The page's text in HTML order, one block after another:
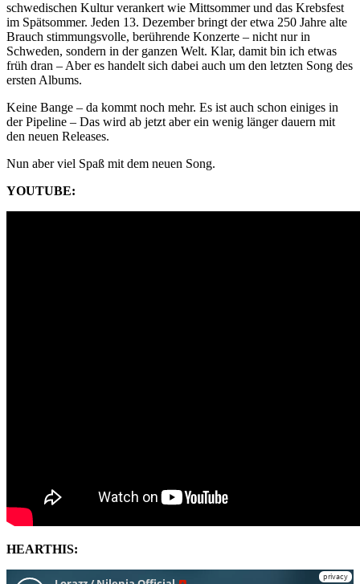
schwedischen Kultur verankert wie Mittsommer und das Krebsfest
im Spätsommer. Jeden 13. Dezember bringt der etwa 250 Jahre alte
Brauch stimmungsvolle, berührende Konzerte – nicht nur in
Schweden, sondern in der ganzen Welt. Klar, damit bin ich etwas
früh dran – Aber es handelt sich dabei auch um den letzten Song des
ersten Albums.
Keine Bange – da kommt noch mehr. Es ist auch schon einiges in
der Pipeline – Das wird ab jetzt aber ein wenig länger dauern mit
den neuen Releases.
Nun aber viel Spaß mit dem neuen Song.
YOUTUBE:
HEARTHIS: